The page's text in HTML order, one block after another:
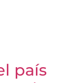
país